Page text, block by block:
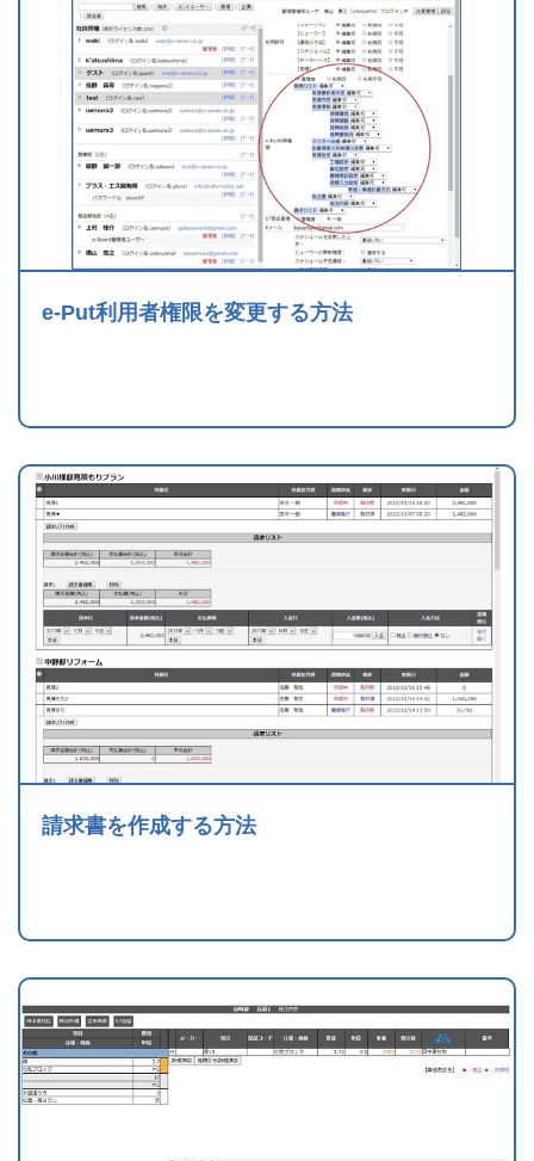
e-Put利用者権限を変更する方法
請求書を作成する方法